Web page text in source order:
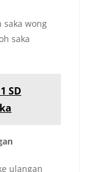
saka wong
saka
SD
ulangan